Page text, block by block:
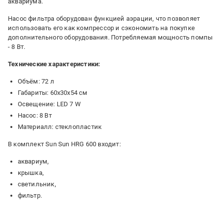
Насос фильтра оборудован функцией аэрации, что позволяет
использовать его как компрессор и сэкономить на покупке
дополнительного оборудования. Потребляемая мощность помпы
- 8 Вт.
Технические характеристики:
Объём: 72 л
Габариты: 60х30х54 см
Освещение: LED 7 W
Насос: 8 Вт
Материалл: стеклопластик
В комплект Sun Sun HRG 600 входит:
аквариум,
крышка,
светильник,
фильтр.